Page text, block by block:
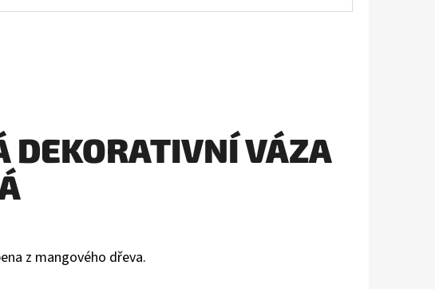
DEKORATIVNÍ VÁZA
z mangového dřeva.